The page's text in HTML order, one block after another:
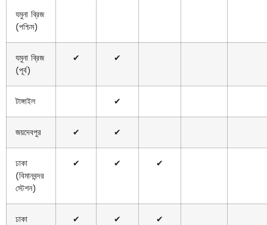
যমুনা ব্রিজ
(পশ্চিম)
যমুনা ব্রিজ
(পূর্ব)
✔ ✔
টাঙ্গাইল ✔
জয়দেবপুর ✔ ✔
ঢাকা
(বিমানবন্দর
স্টেশন)
✔ ✔ ✔
ঢাকা
✔ ✔ ✔